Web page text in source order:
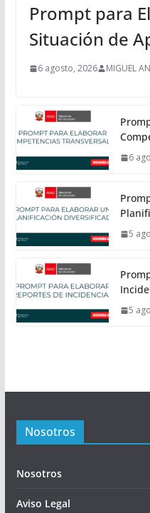
Prompt para
Situación de
6 agosto, 2026 MIGUEL
6
5
5
Nosotros
Nosotros
Aviso Legal